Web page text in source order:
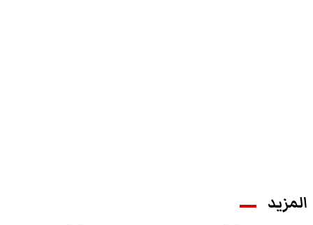
المزيد